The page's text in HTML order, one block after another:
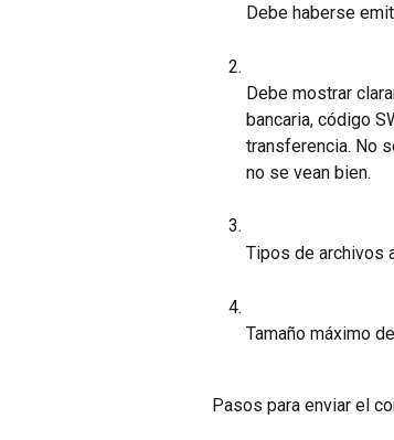
Debe haberse
Debe mostrar
bancaria, código
transferencia. No
no se vean bien.
Tipos de archivos
Tamaño máximo
Pasos para enviar el